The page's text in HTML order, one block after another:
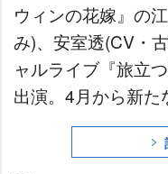
ウィンの花嫁』の
み)、安室透(CV・
ャルライブ『旅立
出演。4月から新た